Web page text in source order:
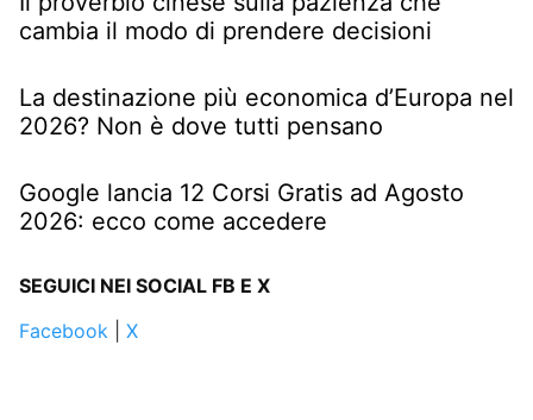
cambia il modo di prendere decisioni
La destinazione più economica d’Europa nel
2026? Non è dove tutti pensano
Google lancia 12 Corsi Gratis ad Agosto
2026: ecco come accedere
SEGUICI NEI SOCIAL FB E X
Facebook
X